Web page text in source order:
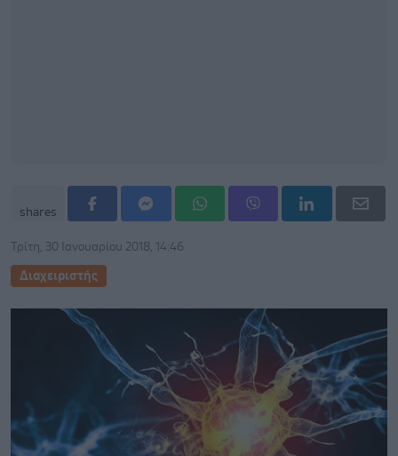
shares
Τρίτη, 30 Ιανουαρίου 2018, 14:46
Διαχειριστής